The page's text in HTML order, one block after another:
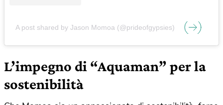
A post shared by Jason Momoa (@prideofgypsies)
L’impegno di “Aquaman” per la
sostenibilità